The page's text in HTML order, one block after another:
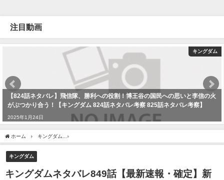
注目動画
キングダム
【824話ネタバレ】飛信隊、勝利への役割！博王谷の国民への思いと李信の火
がぶつかり合う！【キングダム 824話ネタバレ考察 825話ネタバレ考察】
2025年1月24日
ホーム キングダム
キングダム
キングダムネタバレ849話【最新速報・確定】新